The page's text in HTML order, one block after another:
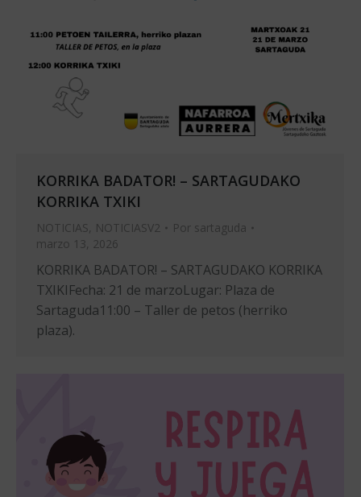
KORRIKA BADATOR! – SARTAGUDAKO
KORRIKA TXIKI
NOTICIAS, NOTICIASV2 Por sartaguda
marzo 13, 2026
KORRIKA BADATOR! – SARTAGUDAKO KORRIKA
TXIKIFecha: 21 de marzoLugar: Plaza de
Sartaguda11:00 – Taller de petos (herriko
plaza).